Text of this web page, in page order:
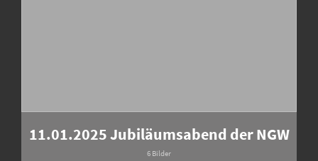
11.01.2025 Jubiläumsabend der NGW
6 Bilder